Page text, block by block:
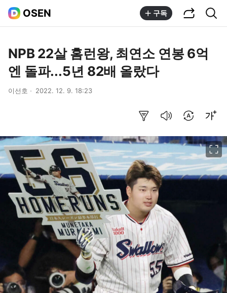
OSEN 구독
NPB 22살 홈런왕, 최연소 연봉 6억
엔 돌파...5년 82배 올랐다
이선호 2022. 12. 9. 18:23